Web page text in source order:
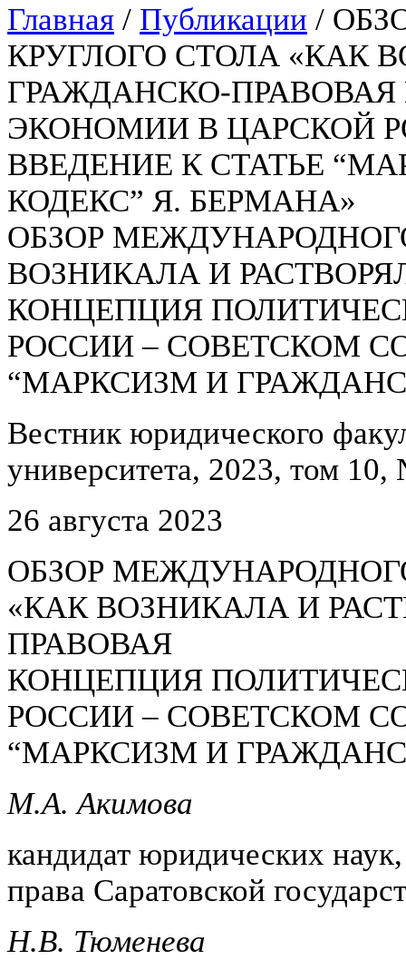
Главная / Публикации /
КРУГЛОГО СТОЛА «КАК
ГРАЖДАНСКО-
ЭКОНОМИИ В ЦАРСКОЙ
ВВЕДЕНИЕ К СТАТЬЕ
КОДЕКС” Я. БЕРМАНА»
ОБЗОР
ВОЗНИКАЛА И
КОНЦЕПЦИЯ
РОССИИ – СОВЕТСКОМ
“МАРКСИЗМ И
Вестник юридического
университета, 2023, том
26 августа 2023
ОБЗОР
«КАК ВОЗНИКАЛА И
ПРАВОВАЯ
КОНЦЕПЦИЯ
РОССИИ – СОВЕТСКОМ
“МАРКСИЗМ И
М.А. Акимова
кандидат юридических
права Саратовской
Н.В. Тюменева